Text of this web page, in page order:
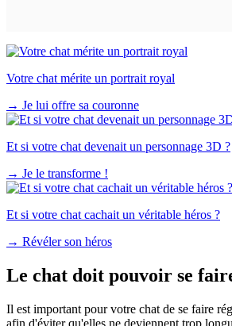
Votre chat mérite un portrait royal
→ Je lui offre sa couronne
Et si votre chat devenait un personnage 3D ?
→ Je le transforme !
Et si votre chat cachait un véritable héros ?
→ Révéler son héros
Le chat doit pouvoir se
Il est important pour votre chat de se faire
afin d'éviter qu'elles ne deviennent trop